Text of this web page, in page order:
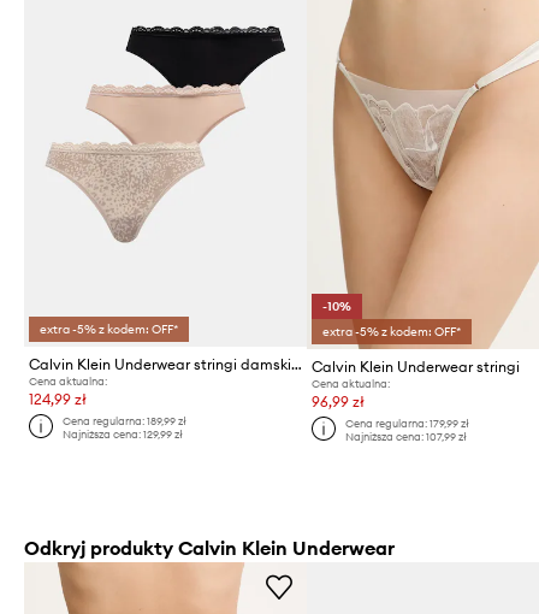
extra -5% z kodem: OFF*
Calvin Klein Underwear stringi damskie 3-pack
Cena aktualna:
124,99 zł
Cena regularna:189,99 zł
Najniższa cena:129,99 zł
-10%
extra -5% z kodem: OFF*
Calvin Klein Underwear stringi
Cena aktualna:
96,99 zł
Cena regularna: 179,99 zł
Najniższa cena: 107,99 zł
Odkryj produkty Calvin Klein Underwear